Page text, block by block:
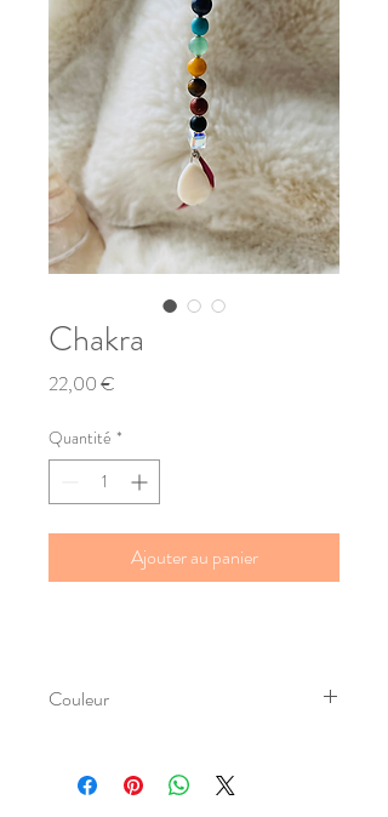
Chakra
22,00 €
Quantité *
Ajouter au panier
Couleur